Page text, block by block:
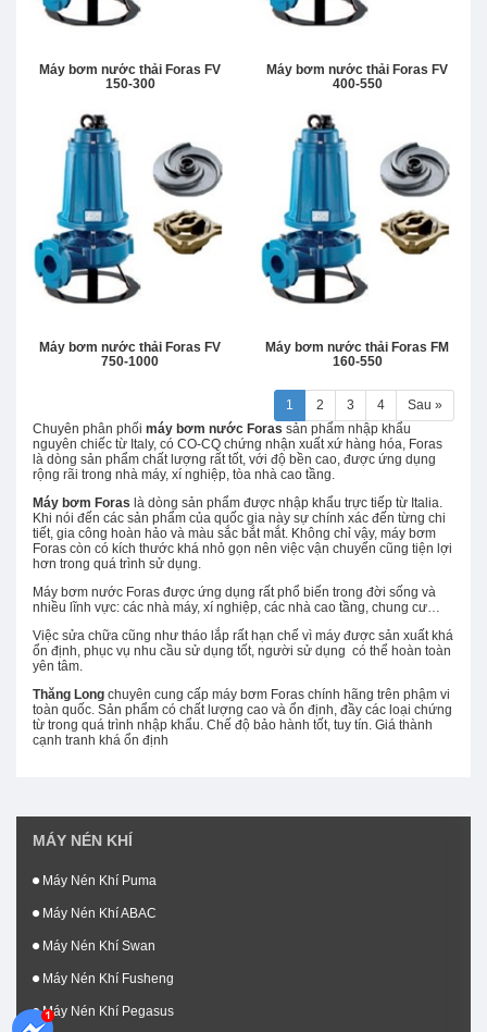
Máy bơm nước thải Foras FV
150-300
Máy bơm nước thải Foras FV
400-550
Máy bơm nước thải Foras FV
750-1000
Máy bơm nước thải Foras FM
160-550
1 2 3 4
Sau »
Chuyên phân phối máy bơm nước Foras sản phẩm nhập khẩu
nguyên chiếc từ Italy, có CO-CQ chứng nhận xuất xứ hàng hóa, Foras
là dòng sản phẩm chất lượng rất tốt, với độ bền cao, được ứng dụng
rộng rãi trong nhà máy, xí nghiệp, tòa nhà cao tầng.
Máy bơm Foras là dòng sản phẩm được nhập khẩu trực tiếp từ Italia.
Khi nói đến các sản phẩm của quốc gia này sự chính xác đến từng chi
tiết, gia công hoàn hảo và màu sắc bắt mắt. Không chỉ vậy, máy bơm
Foras còn có kích thước khá nhỏ gọn nên việc vận chuyển cũng tiện lợi
hơn trong quá trình sử dụng.
Máy bơm nước Foras được ứng dụng rất phổ biến trong đời sống và
nhiều lĩnh vực: các nhà máy, xí nghiệp, các nhà cao tầng, chung cư…
Việc sửa chữa cũng như tháo lắp rất hạn chế vì máy được sản xuất khá
ổn định, phục vụ nhu cầu sử dụng tốt, người sử dụng có thể hoàn toàn
yên tâm.
Thăng Long chuyên cung cấp máy bơm Foras chính hãng trên phậm vi
toàn quốc. Sản phẩm có chất lượng cao và ổn định, đầy các loại chứng
từ trong quá trình nhập khẩu. Chế độ bảo hành tốt, tuy tín. Giá thành
cạnh tranh khá ổn định
MÁY NÉN KHÍ
Máy Nén Khí Puma
Máy Nén Khí ABAC
Máy Nén Khí Swan
Máy Nén Khí Fusheng
Máy Nén Khí Pegasus